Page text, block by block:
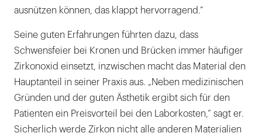
ausnützen können, das klappt hervorragend.“
Seine guten Erfahrungen führten dazu, dass
Schwensfeier bei Kronen und Brücken immer häufiger
Zirkonoxid einsetzt, inzwischen macht das Material den
Hauptanteil in seiner Praxis aus. „Neben medizinischen
Gründen und der guten Ästhetik ergibt sich für den
Patienten ein Preisvorteil bei den Laborkosten,“ sagt er.
Sicherlich werde Zirkon nicht alle anderen Materialien